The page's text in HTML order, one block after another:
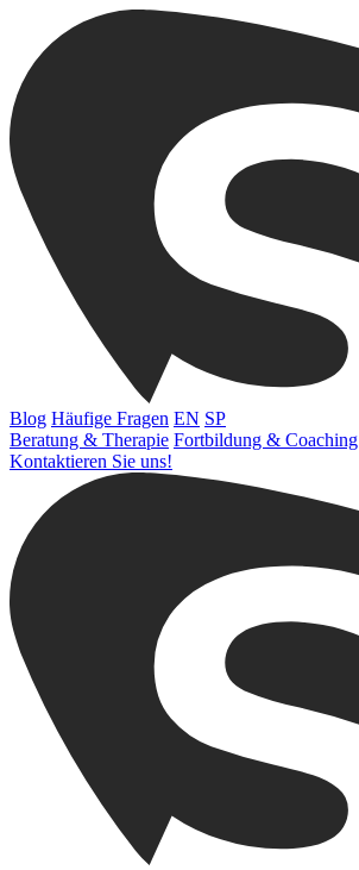
Blog Häufige Fragen EN SP
Beratung & Therapie Fortbildung & Coaching
Kontaktieren Sie uns!